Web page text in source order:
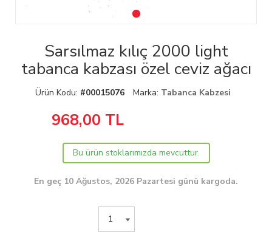
Sarsılmaz kılıç 2000 light
tabanca kabzası özel ceviz ağacı
Ürün Kodu: #00015076 Marka: Tabanca Kabzesi
968,00 TL
Bu ürün stoklarımızda mevcuttur.
En geç 10 Ağustos, 2026 Pazartesi günü kargoda.